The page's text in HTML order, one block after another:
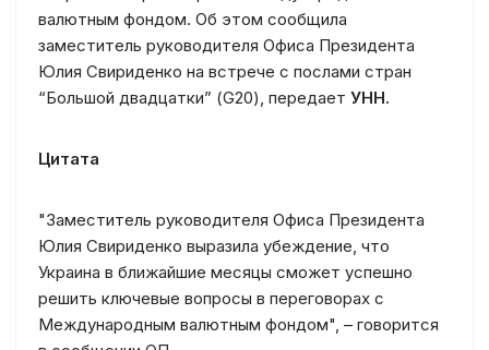
валютным фондом. Об этом сообщила
заместитель руководителя Офиса Президента
Юлия Свириденко на встрече с послами стран
“Большой двадцатки” (G20), передает УНН.
Цитата
"Заместитель руководителя Офиса Президента
Юлия Свириденко выразила убеждение, что
Украина в ближайшие месяцы сможет успешно
решить ключевые вопросы в переговорах с
Международным валютным фондом", – говорится